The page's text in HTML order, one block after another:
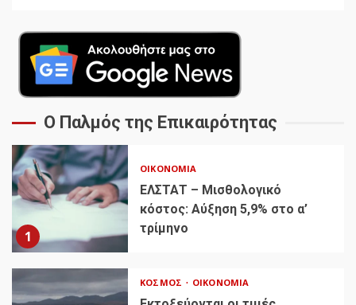
Ο Παλμός της Επικαιρότητας
1
ΟΙΚΟΝΟΜΊΑ
ΕΛΣΤΑΤ – Μισθολογικό
κόστος: Αύξηση 5,9% στο α’
τρίμηνο
ΚΌΣΜΟΣ ΟΙΚΟΝΟΜΊΑ